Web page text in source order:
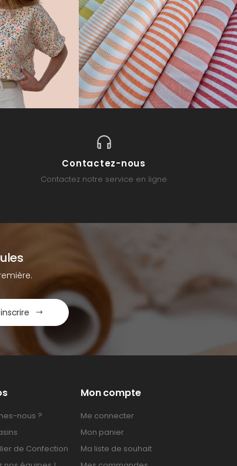
Contactez-nous
Contactez notre service en ligne
nous ?
de Confection
Mon compte
Me connecter
Mon panier
Ma liste de souhait